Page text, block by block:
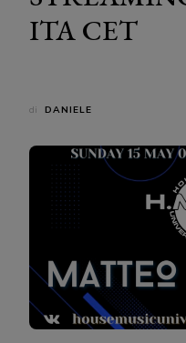
ITA CET
di DANIELE